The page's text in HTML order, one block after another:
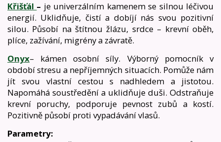
Křišťál – je univerzálním kamenem se silnou léčivou
energií. Uklidňuje, čistí a dobíjí nás svou pozitivní
silou. Působí na štítnou žlázu, srdce – krevní oběh,
plíce, zažívání, migrény a závratě.
Onyx– kámen osobní síly. Výborný pomocník v
období stresu a nepříjemných situacích. Pomůže nám
jít svou vlastní cestou s nadhledem a jistotou.
Napomáhá soustředění a uklidňuje duši. Odstraňuje
krevní poruchy, podporuje pevnost zubů a kostí.
Pozitivně působí proti vypadávání vlasů.
Parametry: